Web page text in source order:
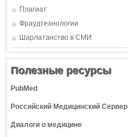
Плагиат
Фраудтехнологии
Шарлатанство в СМИ
Полезные ресурсы
PubMed
Российский Медицинский Сервер
Диалоги о медицине